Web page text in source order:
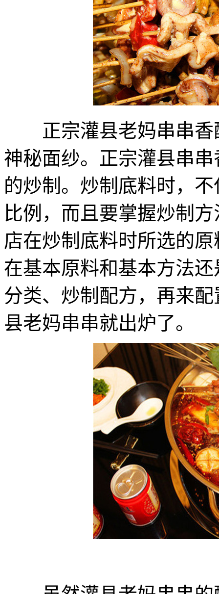
正宗灌县老妈串串香
神秘面纱。正宗灌县串
的炒制。炒制底料时，
比例，而且要掌握炒制
店在炒制底料时所选的
在基本原料和基本方法
分类、炒制配方，再来
县老妈串串就出炉了。